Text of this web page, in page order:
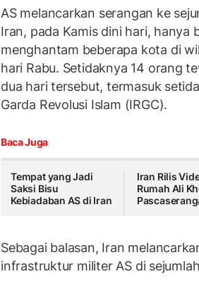
AS melancarkan serangan ke
Iran, pada Kamis dini hari, hanya
menghantam beberapa kota di
hari Rabu. Setidaknya 14 orang
dua hari tersebut, termasuk
Garda Revolusi Islam (IRGC).
Baca Juga
Tempat yang Jadi
Saksi Bisu
Kebiadaban AS di Iran
Iran Rilis
Rumah Ali
Sebagai balasan, Iran
infrastruktur militer AS di